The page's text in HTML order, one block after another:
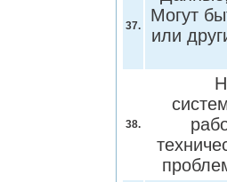
37.
Могут
или
38.